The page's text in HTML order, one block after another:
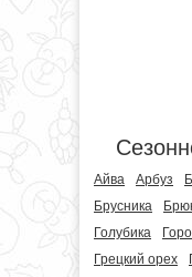
Айва Арбуз
Брусника
Голубика
Грецкий орех